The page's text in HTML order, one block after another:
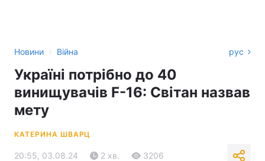
Новини › Війна рус
Україні потрібно до 40
винищувачів F-16: Світан назвав
мету
КАТЕРИНА ШВАРЦ
20:55, 03.08.24 2 хв. 3206